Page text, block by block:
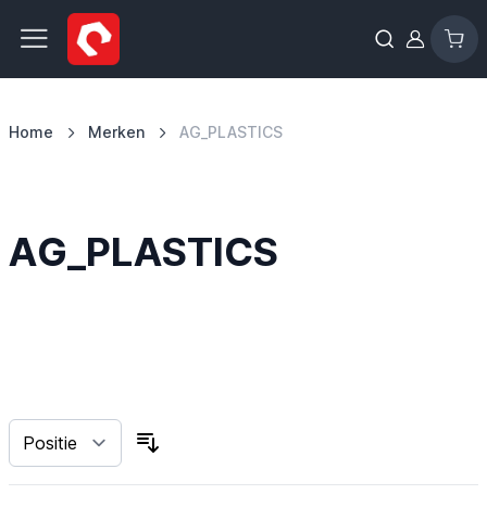
Ga naar de inhoud
Home Merken AG_PLASTICS
AG_PLASTICS